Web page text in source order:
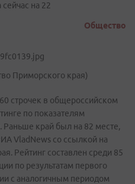
на 22
Общество
Приморского края)
строчек в общероссийском
по показателям
край был на 82 месте,
VladNews со ссылкой на
Рейтинг составлен среди 85
по результатам первого
с аналогичным периодом